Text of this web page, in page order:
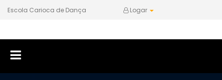
Escola Carioca de Dança Logar